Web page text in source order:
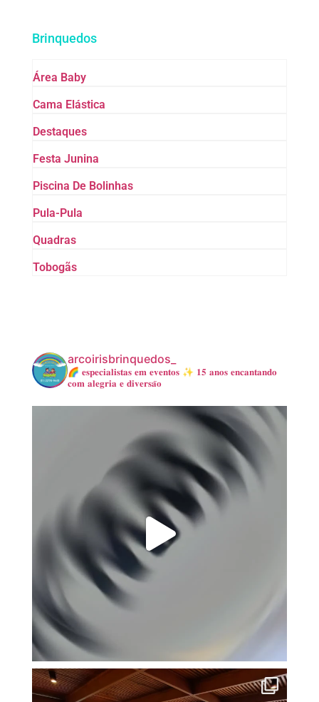
Brinquedos
Área Baby
Cama Elástica
Destaques
Festa Junina
Piscina De Bolinhas
Pula-Pula
Quadras
Tobogãs
arcoirisbrinquedos_
🌈 𝐞𝐬𝐩𝐞𝐜𝐢𝐚𝐥𝐢𝐬𝐭𝐚𝐬 𝐞𝐦 𝐞𝐯𝐞𝐧𝐭𝐨𝐬 ✨ 𝟏𝟓 𝐚𝐧𝐨𝐬 𝐞𝐧𝐜𝐚𝐧𝐭𝐚𝐧𝐝𝐨
𝐜𝐨𝐦 𝐚𝐥𝐞𝐠𝐫𝐢𝐚 𝐞 𝐝𝐢𝐯𝐞𝐫𝐬𝐚̃𝐨